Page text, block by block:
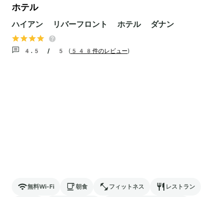
ホテル
ハイアン リバーフロント ホテル ダナン
4.5 / 5 ( 548件のレビュー)
無料Wi-Fi 朝食 フィットネス レストラン